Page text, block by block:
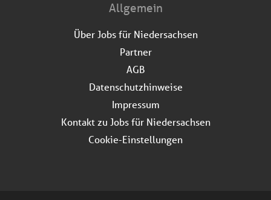
Allgemein
Über Jobs für Niedersachsen
Partner
AGB
Datenschutzhinweise
Impressum
Kontakt zu Jobs für Niedersachsen
Cookie-Einstellungen